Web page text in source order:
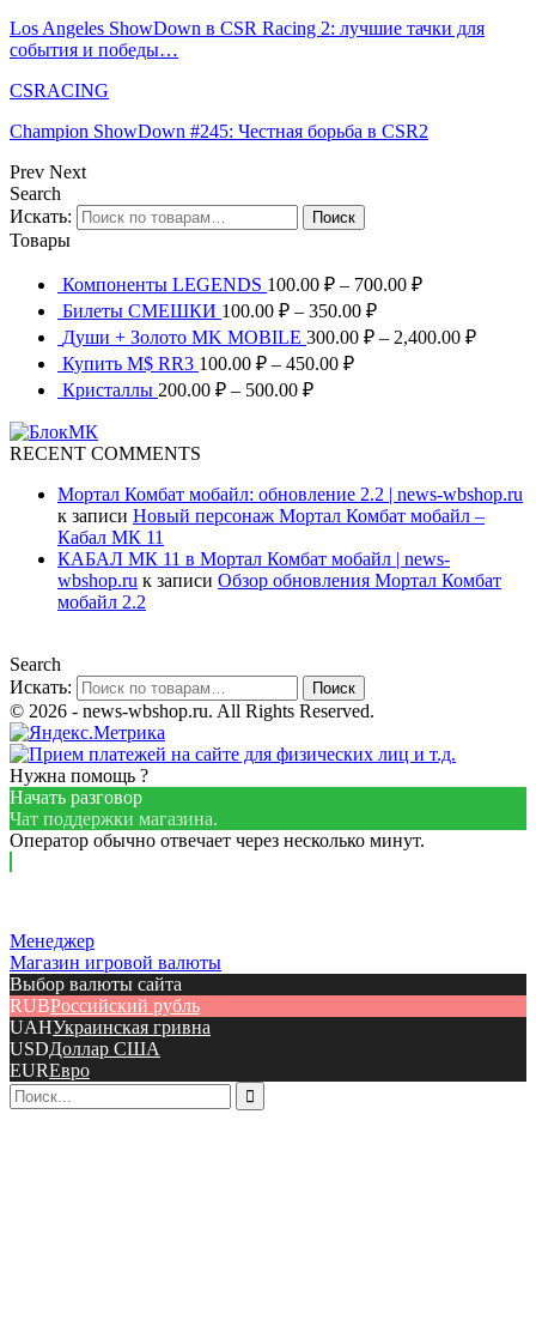
Los Angeles ShowDown в CSR Racing 2: лучшие тачки для
события и победы…
CSRACING
Champion ShowDown #245: Честная борьба в CSR2
Prev Next
Search
Искать:
Поиск
Товары
Компоненты LEGENDS 100.00 ₽ – 700.00 ₽
Билеты СМЕШКИ 100.00 ₽ – 350.00 ₽
Души + Золото MK MOBILE 300.00 ₽ – 2,400.00 ₽
Купить M$ RR3 100.00 ₽ – 450.00 ₽
Кристаллы 200.00 ₽ – 500.00 ₽
RECENT COMMENTS
Мортал Комбат мобайл: обновление 2.2 | news-wbshop.ru
к записи Новый персонаж Мортал Комбат мобайл –
Кабал МК 11
КАБАЛ МК 11 в Мортал Комбат мобайл | news-
wbshop.ru к записи Обзор обновления Мортал Комбат
мобайл 2.2
Search
Искать:
Поиск
© 2026 - news-wbshop.ru. All Rights Reserved.
Нужна помощь ?
Начать разговор
Чат поддержки магазина.
Оператор обычно отвечает через несколько минут.
Менеджер
Магазин игровой валюты
Выбор валюты сайта
RUBРоссийский рубль
UAHУкраинская гривна
USDДоллар США
EURЕвро